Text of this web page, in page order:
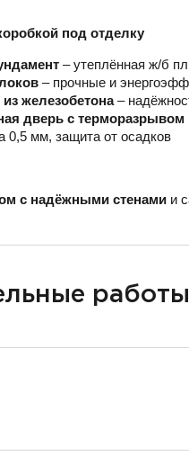
под отделку
– утеплённая ж/б
– прочные и
железобетона–
дверь с терморазрывом
0,5 мм, защита от осадков
с надёжными стенами и
работы